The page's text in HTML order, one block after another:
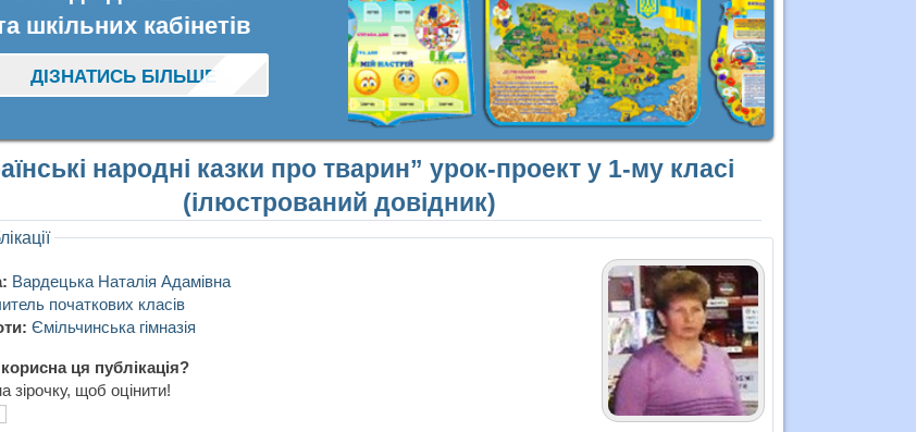
шкільних кабінетів
ДІЗНАТИСЬ БІЛЬШЕ
народні казки про тварин” урок-проект у 1-му класі
(ілюстрований довідник)
Вардецька Наталія Адамівна
початкових класів
Ємільчинська гімназія
ця публікація?
зірочку, щоб оцінити!